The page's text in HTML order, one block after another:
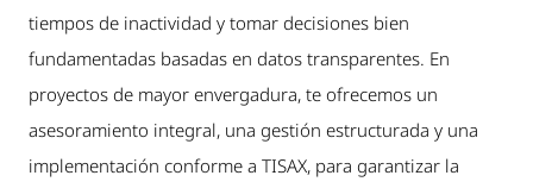
tiempos de inactividad y tomar decisiones bien
fundamentadas basadas en datos transparentes. En
proyectos de mayor envergadura, te ofrecemos un
asesoramiento integral, una gestión estructurada y una
implementación conforme a TISAX, para garantizar la